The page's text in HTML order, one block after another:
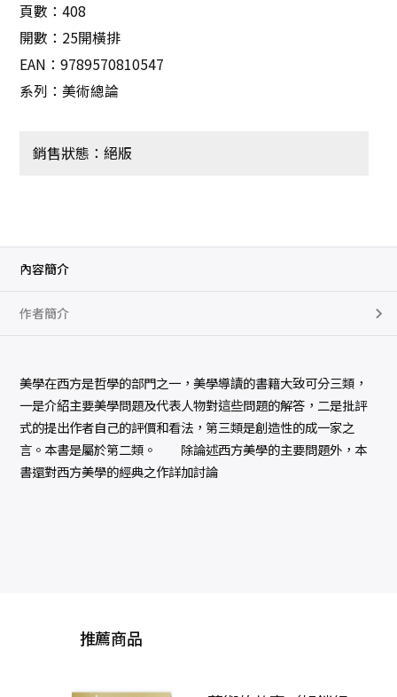
頁數：408
開數：25開橫排
EAN：9789570810547
系列：美術總論
銷售狀態：絕版
內容簡介
作者簡介
美學在西方是哲學的部門之一，美學導讀的書籍大致可分三類，
一是介紹主要美學問題及代表人物對這些問題的解答，二是批評
式的提出作者自己的評價和看法，第三類是創造性的成一家之
言。本書是屬於第二類。 除論述西方美學的主要問題外，本
書還對西方美學的經典之作詳加討論
推薦商品